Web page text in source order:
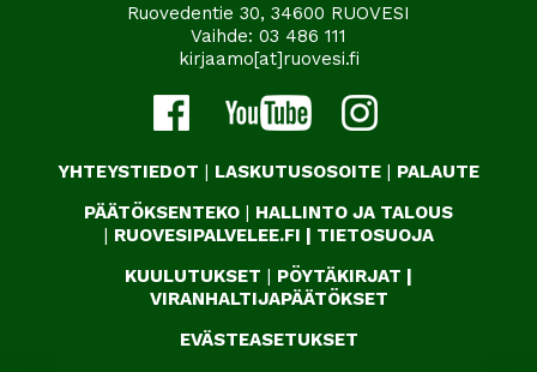
Ruovedentie 30, 34600 RUOVESI
Vaihde: 03 486 111
kirjaamo[at]ruovesi.fi
YHTEYSTIEDOT | LASKUTUSOSOITE | PALAUTE
PÄÄTÖKSENTEKO | HALLINTO JA TALOUS
| RUOVESIPALVELEE.FI | TIETOSUOJA
KUULUTUKSET | PÖYTÄKIRJAT |
VIRANHALTIJAPÄÄTÖKSET
EVÄSTEASETUKSET